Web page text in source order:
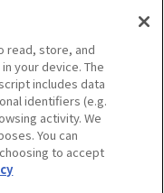
すし、URL後方の
響します。同じ
ージョンがあると、
散という観点でSEO
テンツが存在する
read, store, and
your device. The
includes data
identifiers (e.g.
activity. We
You can
to accept